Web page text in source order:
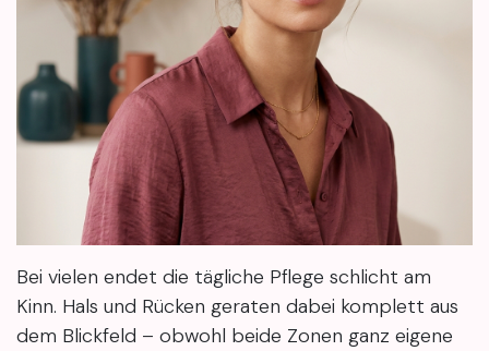
Bei vielen endet die tägliche Pflege schlicht am
Kinn. Hals und Rücken geraten dabei komplett aus
dem Blickfeld – obwohl beide Zonen ganz eigene